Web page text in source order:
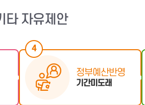
타 자유제안
4
정부예산반영
기간미도래